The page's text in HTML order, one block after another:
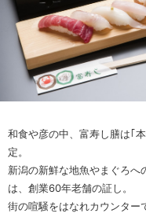
和食や彦の中、富寿し膳は｢
定。
新潟の新鮮な地魚やまぐろへ
は、創業60年老舗の証し。
街の喧騒をはなれカウンター